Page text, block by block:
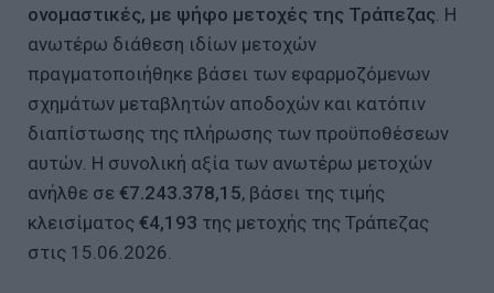
ονομαστικές, με ψήφο μετοχές της Τράπεζας. Η
ανωτέρω διάθεση ιδίων μετοχών
πραγματοποιήθηκε βάσει των εφαρμοζόμενων
σχημάτων μεταβλητών αποδοχών και κατόπιν
διαπίστωσης της πλήρωσης των προϋποθέσεων
αυτών. Η συνολική αξία των ανωτέρω μετοχών
ανήλθε σε €7.243.378,15, βάσει της τιμής
κλεισίματος €4,193 της μετοχής της Τράπεζας
στις 15.06.2026.